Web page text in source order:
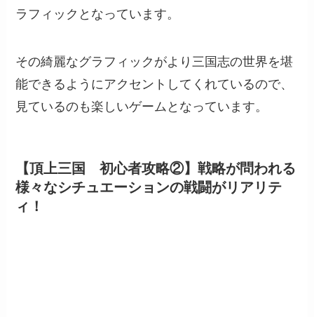
ラフィックとなっています。
その綺麗なグラフィックがより三国志の世界を堪
能できるようにアクセントしてくれているので、
見ているのも楽しいゲームとなっています。
【頂上三国 初心者攻略②】戦略が問われる
様々なシチュエーションの戦闘がリアリテ
ィ！